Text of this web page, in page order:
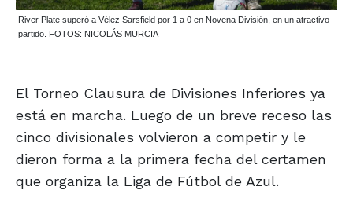
River Plate superó a Vélez Sarsfield por 1 a 0 en Novena División, en un atractivo
partido. FOTOS: NICOLÁS MURCIA
El Torneo Clausura de Divisiones Inferiores ya
está en marcha. Luego de un breve receso las
cinco divisionales volvieron a competir y le
dieron forma a la primera fecha del certamen
que organiza la Liga de Fútbol de Azul.